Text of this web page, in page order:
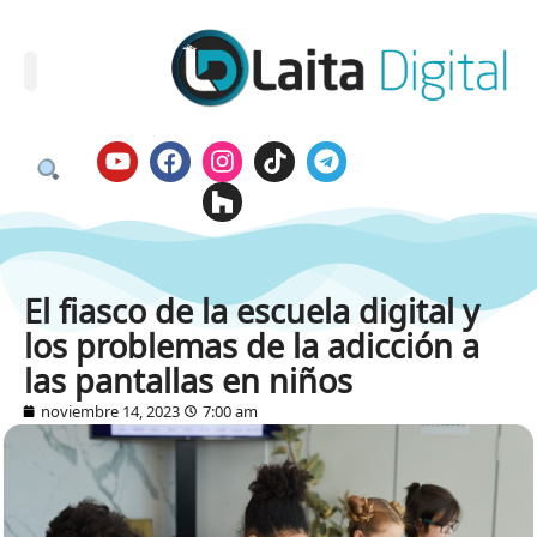
El fiasco de la escuela digital y
los problemas de la adicción a
las pantallas en niños
noviembre 14, 2023 7:00 am